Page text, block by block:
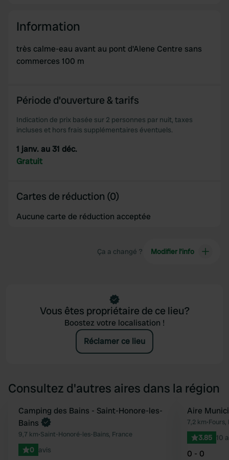
Information
très calme-eau avant au pont d'Alene Centre sans
commerces 100 m
Période d'ouverture & tarifs
Indication de prix basée sur 2 personnes par nuit, taxes
incluses et hors frais supplémentaires éventuels.
1 janv. au 31 déc.
Gratuit
Cartes de réduction (0)
Aucune carte de réduction acceptée
Ça a changé ? Modifier l’info
Vous êtes propriétaire de ce lieu?
Boostez votre localisation !
Réclamer ce lieu
Consultez d'autres aires dans la région
Préféré
Reserve maintenant
Camping des Bains - Saint-Honore-les-
Bains
9,7 km•Saint-Honoré-les-Bains, France
0 avis
Aire
7,2 km•Fours,
3.85 10
0 - 0